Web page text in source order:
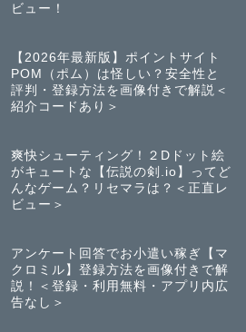
ビュー！
【2026年最新版】ポイントサイト
POM（ポム）は怪しい？安全性と
評判・登録方法を画像付きで解説＜
紹介コードあり＞
爽快シューティング！２Dドット絵
がキュートな【伝説の剣.io】ってど
んなゲーム？リセマラは？＜正直レ
ビュー＞
アンケート回答でお小遣い稼ぎ【マ
クロミル】登録方法を画像付きで解
説！＜登録・利用無料・アプリ内広
告なし＞